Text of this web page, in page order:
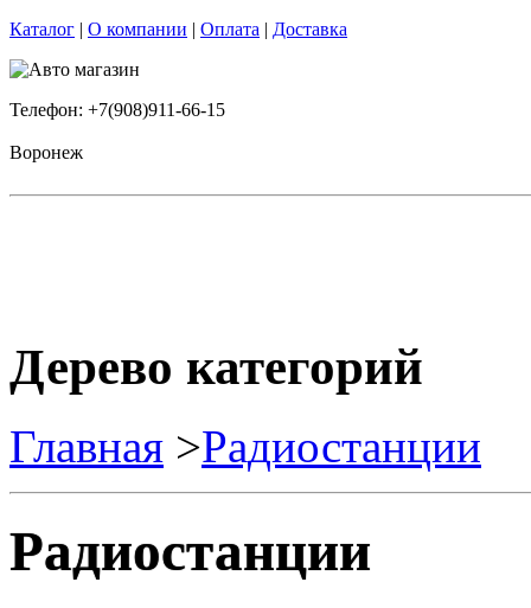
Каталог | О компании | Оплата | Доставка
Телефон: +7(908)911-66-15
Воронеж
Дерево категорий
Главная >Радиостанции
Радиостанции